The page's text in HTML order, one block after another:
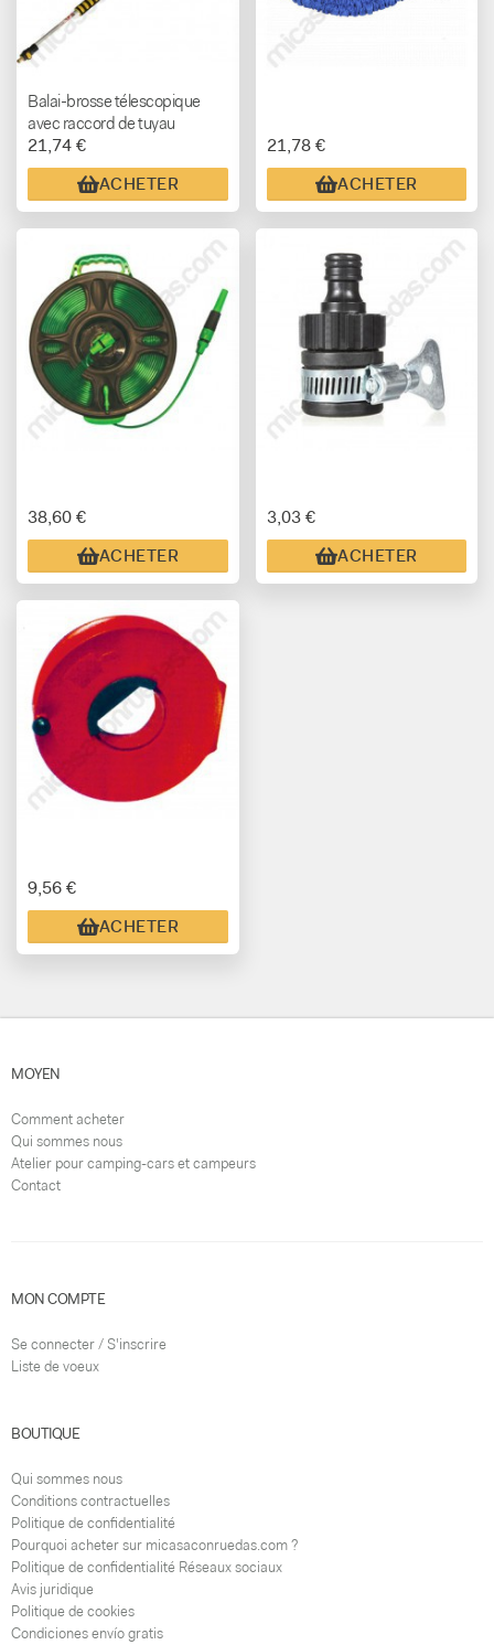
Balai-brosse télescopique
avec raccord de tuyau
21,74 €
ACHETER
21,78 €
ACHETER
38,60 €
ACHETER
3,03 €
ACHETER
9,56 €
ACHETER
MOYEN
Comment acheter
Qui sommes nous
Atelier pour camping-cars et campeurs
Contact
MON COMPTE
Se connecter / S'inscrire
Liste de voeux
BOUTIQUE
Qui sommes nous
Conditions contractuelles
Politique de confidentialité
Pourquoi acheter sur micasaconruedas.com ?
Politique de confidentialité Réseaux sociaux
Avis juridique
Politique de cookies
Condiciones envío gratis